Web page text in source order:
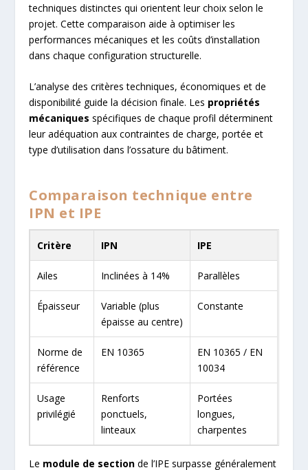
techniques distinctes qui orientent leur choix selon le
projet. Cette comparaison aide à optimiser les
performances mécaniques et les coûts d’installation
dans chaque configuration structurelle.
L’analyse des critères techniques, économiques et de
disponibilité guide la décision finale. Les propriétés
mécaniques spécifiques de chaque profil déterminent
leur adéquation aux contraintes de charge, portée et
type d’utilisation dans l’ossature du bâtiment.
Comparaison technique entre
IPN et IPE
Critère IPN IPE
Ailes Inclinées à 14% Parallèles
Épaisseur
Variable (plus
épaisse au centre)
Constante
Norme de
référence
EN 10365
EN 10365 / EN
10034
Usage
privilégié
Renforts
ponctuels,
linteaux
Portées
longues,
charpentes
Le module de section de l’IPE surpasse généralement